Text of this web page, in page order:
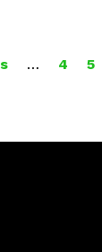
… 4 5